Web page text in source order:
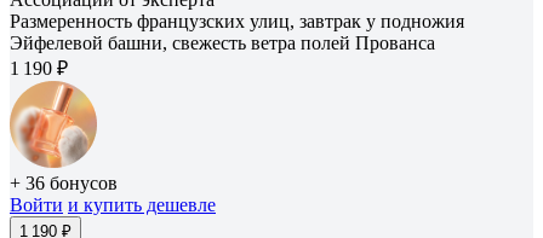
Размеренность французских улиц, завтрак у подножия
Эйфелевой башни, свежесть ветра полей Прованса
1 190 ₽
+ 36 бонусов
Войти и купить дешевле
1 190 ₽